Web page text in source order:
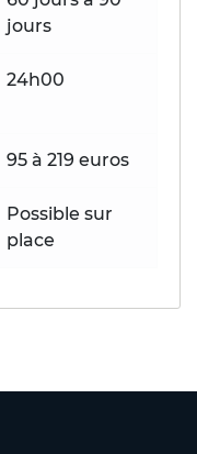
jours
24h00
95 à 219 euros
Possible sur
place